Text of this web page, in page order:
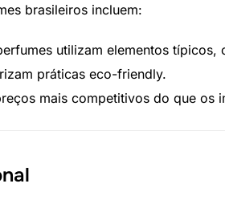
brasileiros incluem:
utilizam elementos típicos,
práticas eco-friendly.
mais competitivos do que os